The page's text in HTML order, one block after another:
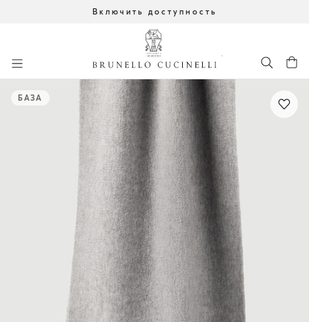
Включить доступность
начало основного контента
БАЗА